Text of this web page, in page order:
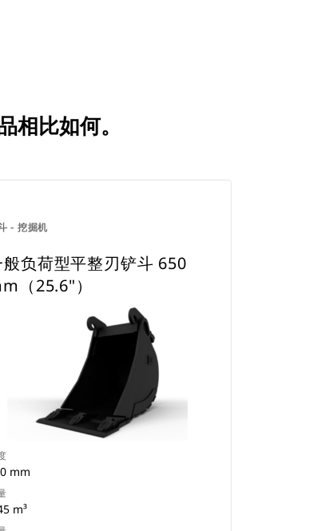
相比如何。
- 挖掘机
般负荷型平整刃铲斗 650
（25.6"）
mm
m³